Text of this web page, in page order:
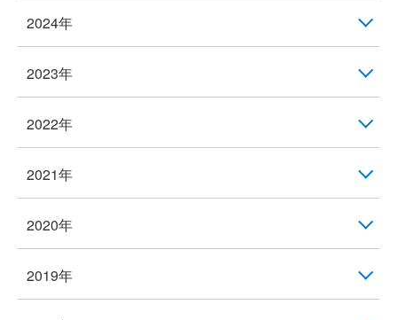
2024年
2023年
2022年
2021年
2020年
2019年